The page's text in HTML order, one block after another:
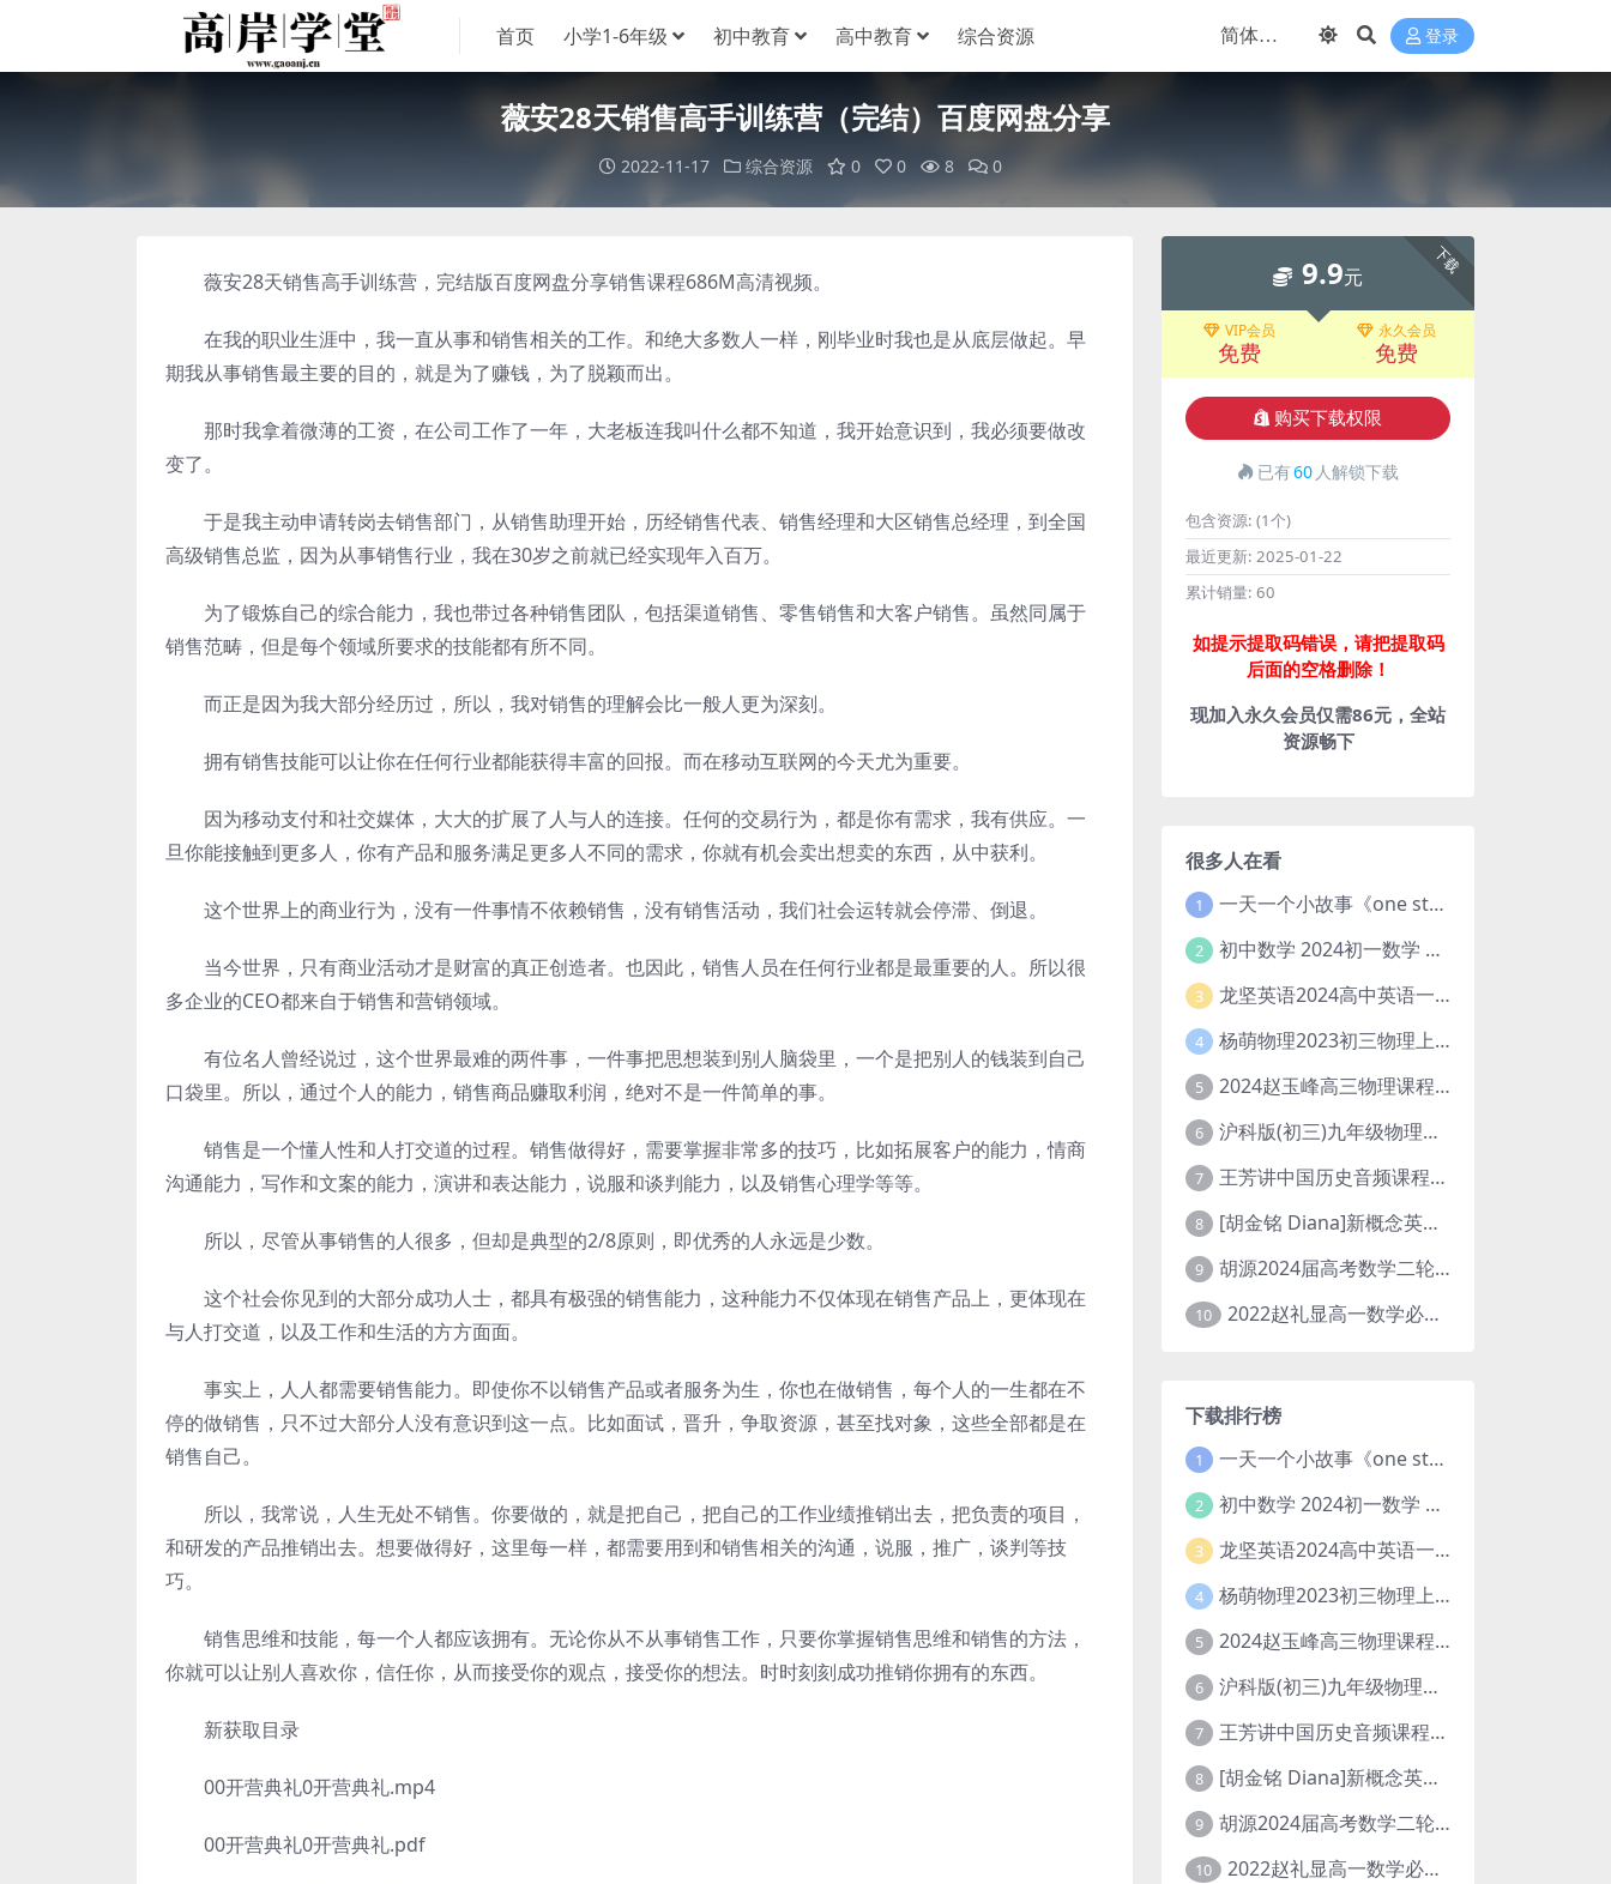
首页 小学1-6年级 初中教育 高中教育 综合资源 登录
薇安28天销售高手训练营（完结）百度网盘分享
2022-11-17 综合资源 0 0 8 0
薇安28天销售高手训练营，完结版百度网盘分享销售课程686M高清视频。
在我的职业生涯中，我一直从事和销售相关的工作。和绝大多数人一样，刚毕业时我也是从底层做起。早
期我从事销售最主要的目的，就是为了赚钱，为了脱颖而出。
那时我拿着微薄的工资，在公司工作了一年，大老板连我叫什么都不知道，我开始意识到，我必须要做改
变了。
于是我主动申请转岗去销售部门，从销售助理开始，历经销售代表、销售经理和大区销售总经理，到全国
高级销售总监，因为从事销售行业，我在30岁之前就已经实现年入百万。
为了锻炼自己的综合能力，我也带过各种销售团队，包括渠道销售、零售销售和大客户销售。虽然同属于
销售范畴，但是每个领域所要求的技能都有所不同。
而正是因为我大部分经历过，所以，我对销售的理解会比一般人更为深刻。
拥有销售技能可以让你在任何行业都能获得丰富的回报。而在移动互联网的今天尤为重要。
因为移动支付和社交媒体，大大的扩展了人与人的连接。任何的交易行为，都是你有需求，我有供应。一
旦你能接触到更多人，你有产品和服务满足更多人不同的需求，你就有机会卖出想卖的东西，从中获利。
这个世界上的商业行为，没有一件事情不依赖销售，没有销售活动，我们社会运转就会停滞、倒退。
当今世界，只有商业活动才是财富的真正创造者。也因此，销售人员在任何行业都是最重要的人。所以很
多企业的CEO都来自于销售和营销领域。
有位名人曾经说过，这个世界最难的两件事，一件事把思想装到别人脑袋里，一个是把别人的钱装到自己
口袋里。所以，通过个人的能力，销售商品赚取利润，绝对不是一件简单的事。
销售是一个懂人性和人打交道的过程。销售做得好，需要掌握非常多的技巧，比如拓展客户的能力，情商
沟通能力，写作和文案的能力，演讲和表达能力，说服和谈判能力，以及销售心理学等等。
所以，尽管从事销售的人很多，但却是典型的2/8原则，即优秀的人永远是少数。
这个社会你见到的大部分成功人士，都具有极强的销售能力，这种能力不仅体现在销售产品上，更体现在
与人打交道，以及工作和生活的方方面面。
事实上，人人都需要销售能力。即使你不以销售产品或者服务为生，你也在做销售，每个人的一生都在不
停的做销售，只不过大部分人没有意识到这一点。比如面试，晋升，争取资源，甚至找对象，这些全部都是在
销售自己。
所以，我常说，人生无处不销售。你要做的，就是把自己，把自己的工作业绩推销出去，把负责的项目，
和研发的产品推销出去。想要做得好，这里每一样，都需要用到和销售相关的沟通，说服，推广，谈判等技
巧。
销售思维和技能，每一个人都应该拥有。无论你从不从事销售工作，只要你掌握销售思维和销售的方法，
你就可以让别人喜欢你，信任你，从而接受你的观点，接受你的想法。时时刻刻成功推销你拥有的东西。
新获取目录
00开营典礼0开营典礼.mp4
00开营典礼0开营典礼.pdf
下载
9.9元
VIP会员
免费
永久会员
免费
购买下载权限
已有60 人解锁下载
包含资源: (1个)
最近更新: 2025-01-22
累计销量: 60
如提示提取码错误，请把提取码
后面的空格删除！
现加入永久会员仅需86元，全站
资源畅下
很多人在看
1 一天一个小故事《one story a day》初中版 百度网盘分享下载
2 初中数学 2024初一数学 朱韬数学 S班春季下 A+班春季下 百度云网盘
3 龙坚英语2024高中英语一轮系统班(全国卷+北京卷)
4 杨萌物理2023初三物理上秋季A+班(视频+讲义) 百度网盘分享
5 2024赵玉峰高三物理课程24年高考物理一轮复习网课教程
6 沪科版(初三)九年级物理全一册网课教学视频全集(录播版 杜春雨 66讲)
7 王芳讲中国历史音频课程全集(上下五千年)
8 [胡金铭 Diana]新概念英语第1册教学视频课程(全集 百度网盘下载)
9 胡源2024届高考数学二轮寒假春季精讲 百度网盘分享
10 2022赵礼显高一数学必修一课程视频资源(秋季班 含讲义)百度网盘云
下载排行榜
1 一天一个小故事《one story a day》初中版 百度网盘分享下载
2 初中数学 2024初一数学 朱韬数学 S班春季下 A+班春季下 百度云网盘
3 龙坚英语2024高中英语一轮系统班(全国卷+北京卷)
4 杨萌物理2023初三物理上秋季A+班(视频+讲义) 百度网盘分享
5 2024赵玉峰高三物理课程24年高考物理一轮复习网课教程
6 沪科版(初三)九年级物理全一册网课教学视频全集(录播版 杜春雨 66讲)
7 王芳讲中国历史音频课程全集(上下五千年)
8 [胡金铭 Diana]新概念英语第1册教学视频课程(全集 百度网盘下载)
9 胡源2024届高考数学二轮寒假春季精讲 百度网盘分享
10 2022赵礼显高一数学必修一课程视频资源(秋季班 含讲义)百度网盘云